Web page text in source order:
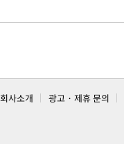
회사소개 광고 · 제휴 문의